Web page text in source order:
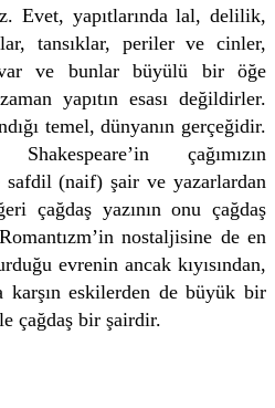
Evet, yapıtlarında lal, delilik,
tansıklar, periler ve cinler,
ve bunlar büyülü bir öğe
yapıtın esası değildirler.
temel, dünyanın gerçeğidir.
çağımızın
(naif) şair ve yazarlardan
çağdaş yazının onu çağdaş
nostaljisine de en
evrenin ancak kıyısından,
karşın eskilerden de büyük bir
çağdaş bir şairdir.